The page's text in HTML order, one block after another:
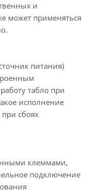
и
может применяться
питания)
табло при
исполнение
сбоях
клеммами,
подключение